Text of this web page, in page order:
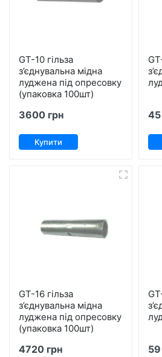
GT-10 гільза
з’єднувальна мідна
луджена під опресовку
(упаковка 100шт)
3600 грн
Купити
45
GT-16 гільза
з’єднувальна мідна
луджена під опресовку
(упаковка 100шт)
4720 грн 59